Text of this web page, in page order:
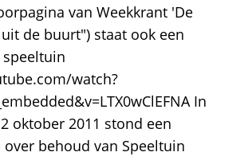
van Weekkrant 'De
de buurt") staat ook een
watch?
In
oktober 2011 stond een
behoud van Speeltuin